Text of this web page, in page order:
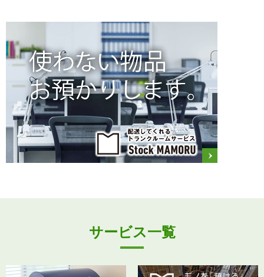
サービス一覧